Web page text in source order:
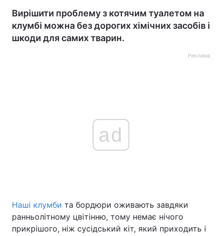
Україна Політика
Економіка Світ
Вирішити проблему з котячим туалетом на
клумбі можна без дорогих хімічних засобів і
шкоди для самих тварин.
Реклама
ad
Наші клумби та бордюри оживають завдяки
ранньолітному цвітінню, тому немає нічого
прикрішого, ніж сусідський кіт, який приходить і